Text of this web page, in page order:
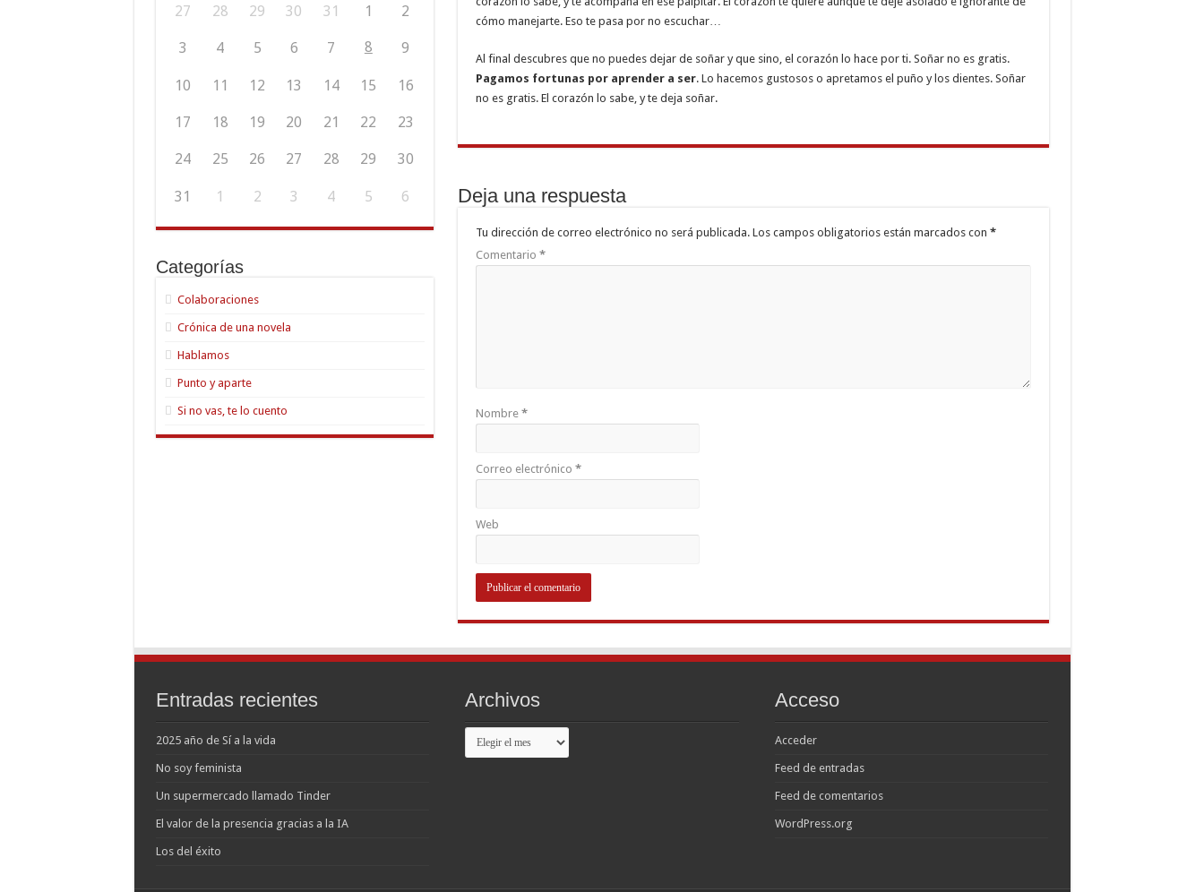
cómo manejarte. Eso te pasa por no escuchar…
Al final descubres que no puedes dejar de soñar y que sino, el corazón lo hace por ti. Soñar no es gratis.
Pagamos fortunas por aprender a ser. Lo hacemos gustosos o apretamos el puño y los dientes. Soñar
no es gratis. El corazón lo sabe, y te deja soñar.
Deja una respuesta
Tu dirección de correo electrónico no será publicada. Los campos obligatorios están marcados con *
Comentario *
Nombre *
Correo electrónico *
Web
27 28 29 30 31 1 2
3 4 5 6 7 8 9
10 11 12 13 14 15 16
17 18 19 20 21 22 23
24 25 26 27 28 29 30
31 1 2 3 4 5 6
Categorías
Colaboraciones
Crónica de una novela
Hablamos
Punto y aparte
Si no vas, te lo cuento
Entradas recientes
2025 año de Sí a la vida
No soy feminista
Un supermercado llamado Tinder
El valor de la presencia gracias a la IA
Los del éxito
Archivos
Archivos
Acceso
Acceder
Feed de entradas
Feed de comentarios
WordPress.org